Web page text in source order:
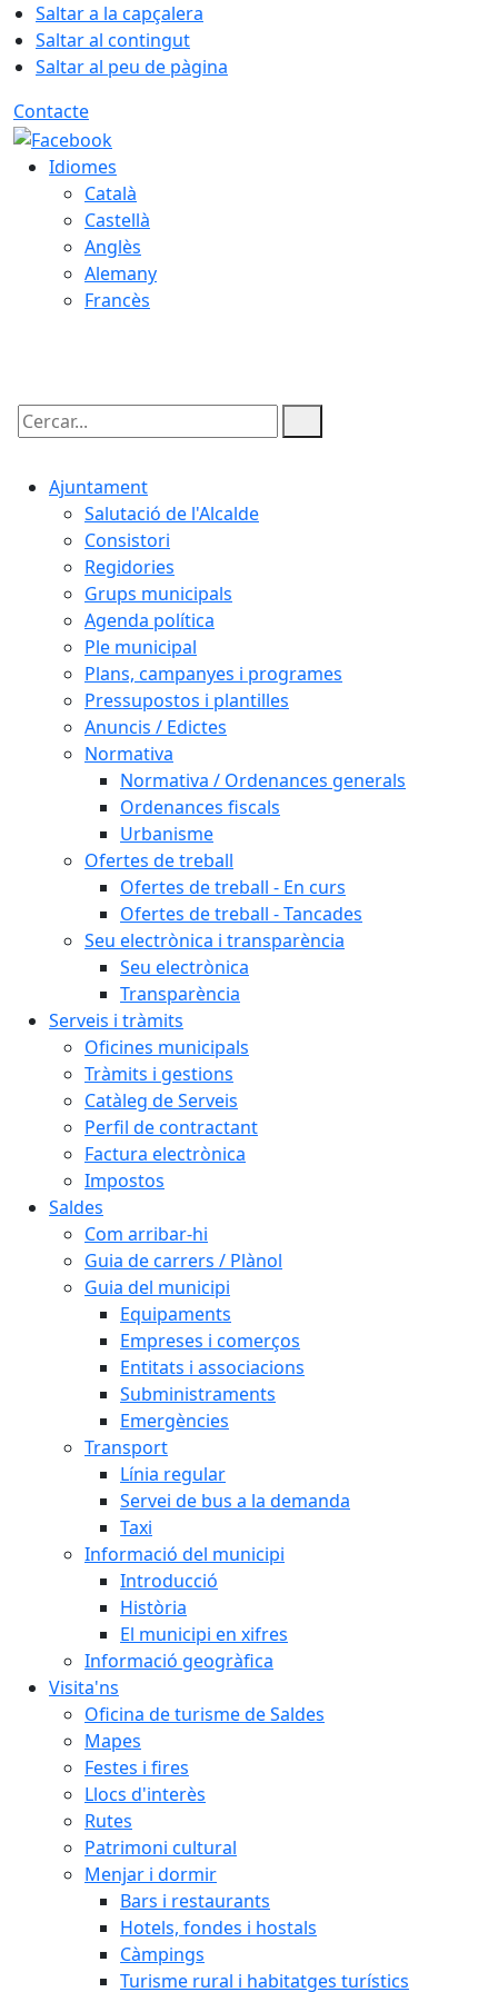
Saltar a la capçalera
Saltar al contingut
Saltar al peu de pàgina
Contacte
Idiomes
Català
Castellà
Anglès
Alemany
Francès
Cercar:
Ajuntament
Salutació de l'Alcalde
Consistori
Regidories
Grups municipals
Agenda política
Ple municipal
Plans, campanyes i programes
Pressupostos i plantilles
Anuncis / Edictes
Normativa
Normativa / Ordenances generals
Ordenances fiscals
Urbanisme
Ofertes de treball
Ofertes de treball - En curs
Ofertes de treball - Tancades
Seu electrònica i transparència
Seu electrònica
Transparència
Serveis i tràmits
Oficines municipals
Tràmits i gestions
Catàleg de Serveis
Perfil de contractant
Factura electrònica
Impostos
Saldes
Com arribar-hi
Guia de carrers / Plànol
Guia del municipi
Equipaments
Empreses i comerços
Entitats i associacions
Subministraments
Emergències
Transport
Línia regular
Servei de bus a la demanda
Taxi
Informació del municipi
Introducció
Història
El municipi en xifres
Informació geogràfica
Visita'ns
Oficina de turisme de Saldes
Mapes
Festes i fires
Llocs d'interès
Rutes
Patrimoni cultural
Menjar i dormir
Bars i restaurants
Hotels, fondes i hostals
Càmpings
Turisme rural i habitatges turístics